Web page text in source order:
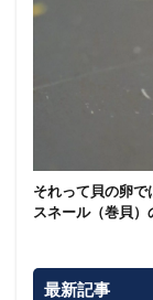
それって貝の卵で
スネール（巻貝）
最新記事